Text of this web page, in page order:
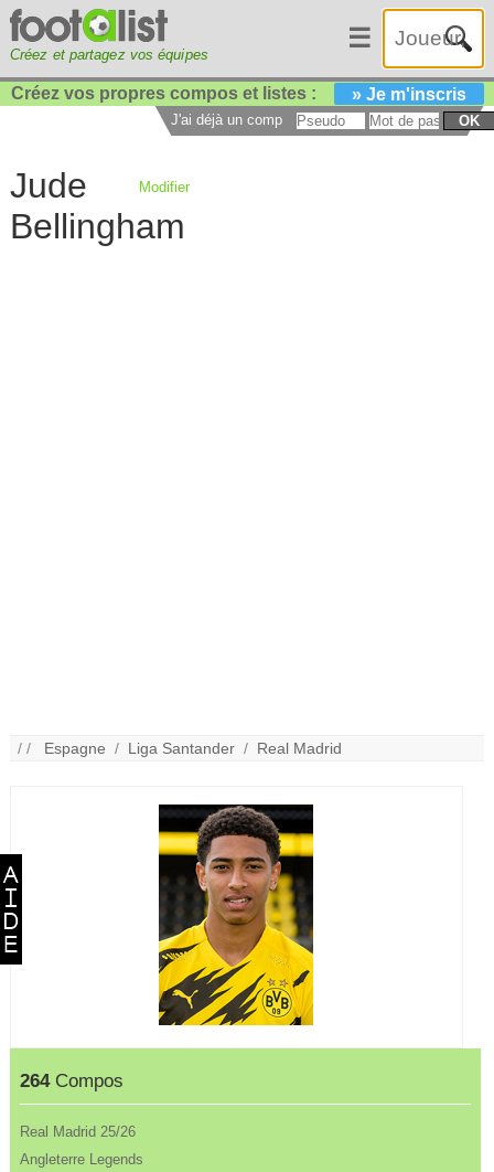
Créez et partagez vos équipes
☰
Créez vos propres compos et listes : » Je m'inscris
J'ai déjà un compte : OK
Jude
Bellingham
Modifier
/ / Espagne / Liga Santander / Real Madrid
264Compos
Real Madrid 25/26
Angleterre Legends